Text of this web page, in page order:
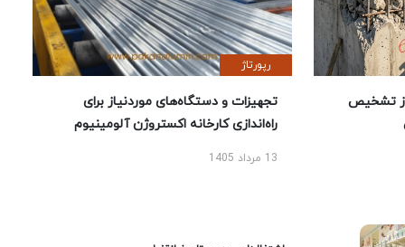
تشخیص
رپورتاژ
تجهیزات و دستگاه‌های موردنیاز برای
راه‌اندازی کارخانه اکستروژن آلومینیوم
13 مرداد 1405